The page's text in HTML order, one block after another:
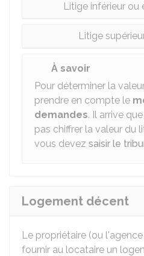
Litige inférieur
Litige
À savoir
Pour déterminer la
prendre en compte le
demandes. Il arrive
pas chiffrer la valeur du
vous devez saisir le
Logement décent
Le propriétaire (ou
fournir au locataire un